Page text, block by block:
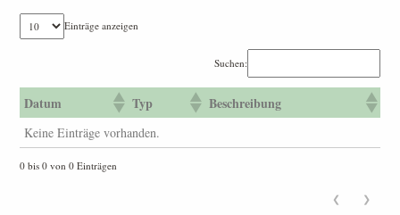
Einträge anzeigen
Suchen:
Datum Typ Beschreibung
Keine Einträge vorhanden.
0 bis 0 von 0 Einträgen
❮ ❯